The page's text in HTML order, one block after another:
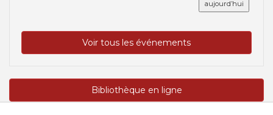
aujourd’hui
Voir tous les événements
Bibliothèque en ligne